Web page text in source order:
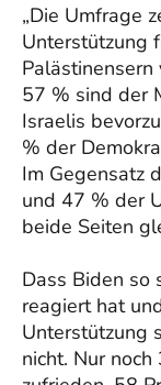
„Die Umfrage
Unterstützung
57 % sind der
Israelis
% der
Im Gegensatz
und 47 % der
beide Seiten
Dass Biden so
reagiert hat
Unterstützung
nicht. Nur